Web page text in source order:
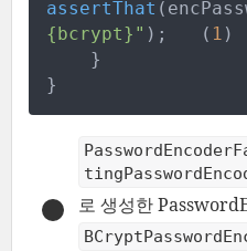
assertThat (
{bcrypt} " ) ; ( 1 )
}
}
로 생성한